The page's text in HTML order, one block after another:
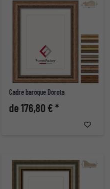
Cadre baroque Dorota
de 176,80 € *